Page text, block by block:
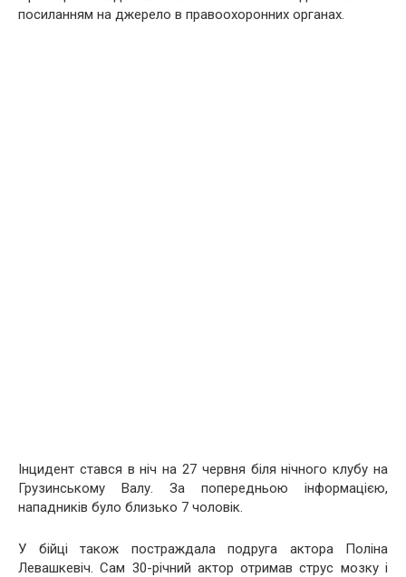
посиланням на джерело в правоохоронних органах.
Інцидент стався в ніч на 27 червня біля нічного клубу на
Грузинському Валу. За попередньою інформацією,
нападників було близько 7 чоловік.
У бійці також постраждала подруга актора Поліна
Левашкевіч. Сам 30-річний актор отримав струс мозку і